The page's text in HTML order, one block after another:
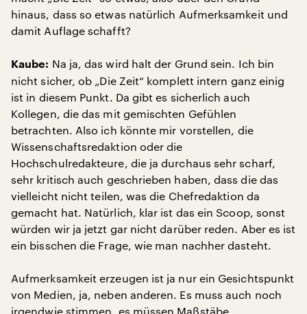
hinaus, dass so etwas natürlich Aufmerksamkeit und
damit Auflage schafft?
Kaube: Na ja, das wird halt der Grund sein. Ich bin
nicht sicher, ob „Die Zeit“ komplett intern ganz einig
ist in diesem Punkt. Da gibt es sicherlich auch
Kollegen, die das mit gemischten Gefühlen
betrachten. Also ich könnte mir vorstellen, die
Wissenschaftsredaktion oder die
Hochschulredakteure, die ja durchaus sehr scharf,
sehr kritisch auch geschrieben haben, dass die das
vielleicht nicht teilen, was die Chefredaktion da
gemacht hat. Natürlich, klar ist das ein Scoop, sonst
würden wir ja jetzt gar nicht darüber reden. Aber es ist
ein bisschen die Frage, wie man nachher dasteht.
Aufmerksamkeit erzeugen ist ja nur ein Gesichtspunkt
von Medien, ja, neben anderen. Es muss auch noch
irgendwie stimmen, es müssen Maßstäbe